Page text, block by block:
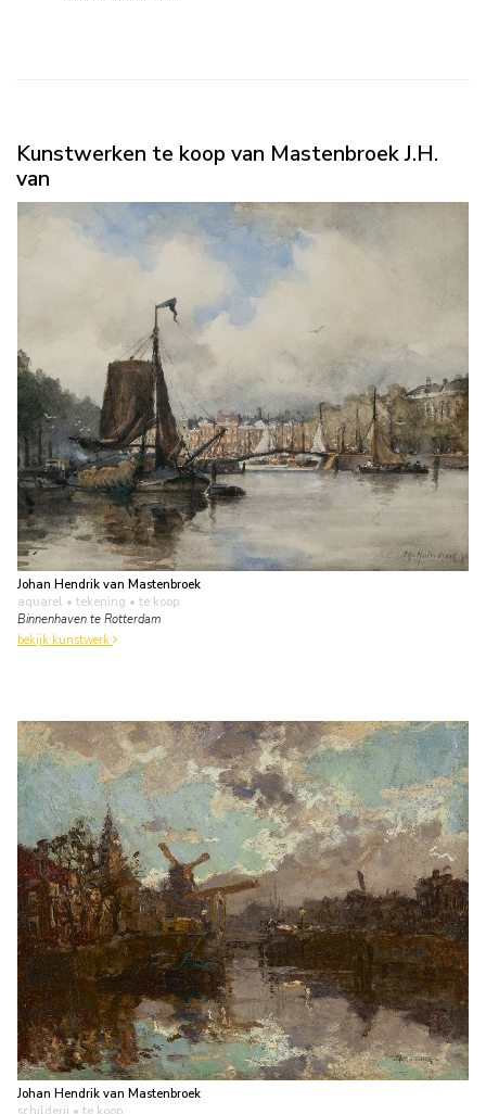
Kunstwerken te koop van Mastenbroek J.H.
van
Johan Hendrik van Mastenbroek
aquarel • tekening • te koop
Binnenhaven te Rotterdam
bekijk kunstwerk
Johan Hendrik van Mastenbroek